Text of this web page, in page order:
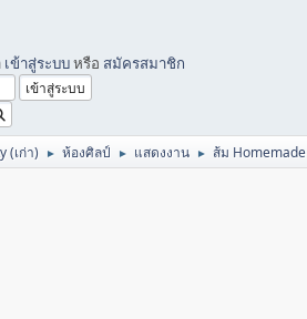
เข้าสู่ระบบหรือ สมัครสมาชิก
(เก่า) ► ห้องศิลป์ ► แสดงงาน ► ส้ม Homemade